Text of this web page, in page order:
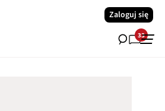
Zaloguj się
33